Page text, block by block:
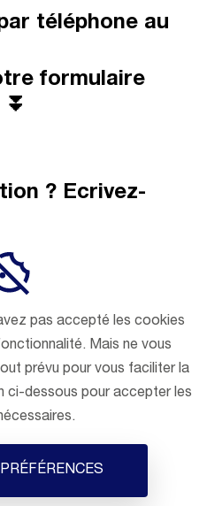
téléphone au
formulaire
? Ecrivez-
pas accepté les cookies
Mais ne vous
prévu pour vous faciliter la
ci-dessous pour accepter les